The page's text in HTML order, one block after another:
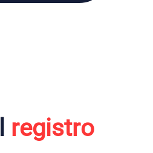
registro